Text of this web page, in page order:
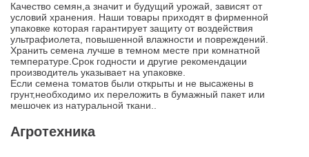
Качество семян,а значит и будущий урожай, зависят от
условий хранения. Наши товары приходят в фирменной
упаковке которая гарантирует защиту от воздействия
ультрафиолета, повышенной влажности и повреждений.
Хранить семена лучше в темном месте при комнатной
температуре.Срок годности и другие рекомендации
производитель указывает на упаковке.
Если семена томатов были открыты и не высажены в
грунт,необходимо их переложить в бумажный пакет или
мешочек из натуральной ткани..
Агротехника